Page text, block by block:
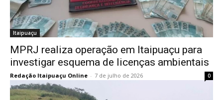
Itaipuaçu
MPRJ realiza operação em Itaipuaçu para
investigar esquema de licenças ambientais
Redação Itaipuaçu Online - 7 de julho de 2026 0